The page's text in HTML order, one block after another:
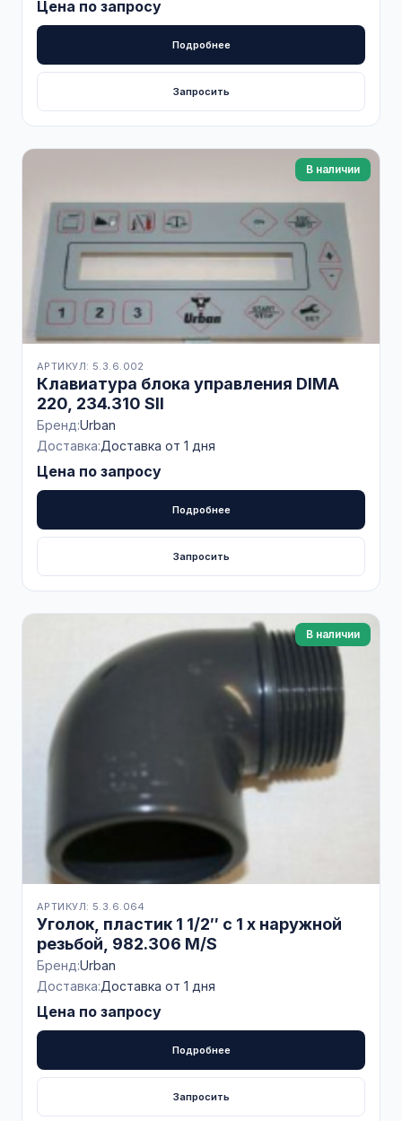
Цена по запросу
Подробнее
Запросить
В наличии
АРТИКУЛ: 5.3.6.002
Клавиатура блока управления DIMA
220, 234.310 SII
Бренд:Urban
Доставка:Доставка от 1 дня
Цена по запросу
Подробнее
Запросить
В наличии
АРТИКУЛ: 5.3.6.064
Уголок, пластик 1 1/2″ с 1 x наружной
резьбой, 982.306 M/S
Бренд:Urban
Доставка:Доставка от 1 дня
Цена по запросу
Подробнее
Запросить